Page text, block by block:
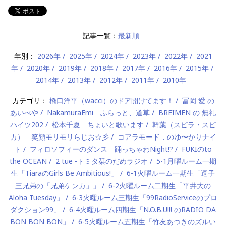
記事一覧： 最新順
年別： 2026年 2025年 2024年 2023年 2022年
2021
年
2020年 2019年 2018年 2017年 2016年
2015年
2014年
2013年 2012年 2011年 2010年
カテゴリ： 橋口洋平（wacci）のドア開けてます！
冨岡 愛 の
あいべや
NakamuraEmi ふらっと、道草
BREIMEN の 無礼
ハイツ202
松本千夏 ちょいと歌います
幹葉（スピラ・スピ
カ） 笑顔モリモリらじお☆彡
コアラモード．のゆ〜かりナイ
ト
フィロソフィーのダンス 踊っちゃわNight!?
FUKIのto
the OCEAN
2 tue -トミタ栞のだめラジオ
5-1月曜ルーム一期
生「TiaraのGirls Be Ambitious!」
6-1火曜ルーム一期生「逗子
三兄弟の「兄弟ケンカ」」
6-2火曜ルーム二期生「平井大の
Aloha Tuesday」
6-3火曜ルーム三期生「99RadioServiceのプロ
ダクション99」
6-4火曜ルーム四期生「N.O.B.U!!! のRADIO DA
BON BON BON」
6-5火曜ルーム五期生「竹友あつきのズルい